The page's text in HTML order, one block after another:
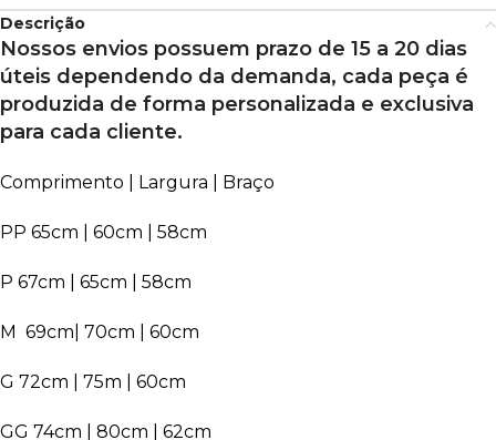
Descrição
Nossos envios possuem prazo de 15 a 20 dias
úteis dependendo da demanda, cada peça é
produzida de forma personalizada e exclusiva
para cada cliente.
Comprimento | Largura | Braço
PP 65cm | 60cm | 58cm
P 67cm | 65cm | 58cm
M 69cm| 70cm | 60cm
G 72cm | 75m | 60cm
GG 74cm | 80cm | 62cm